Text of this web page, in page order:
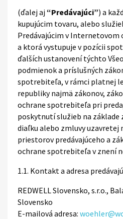
(ďalej aj “Predávajúci”) a
kupujúcim tovaru, alebo
Predávajúcim v Internetovom
a ktorá vystupuje v pozícii
ďalších ustanovení týchto
podmienok a príslušných
spotrebiteľa, v rámci platnej
republiky najmä zákonov,
ochrane spotrebiteľa pri
poskytnutí služieb na základe
diaľku alebo zmluvy uzavretej
priestorov predávajúceho a
ochrane spotrebiteľa v znení
1.1. Kontakt a adresa
REDWELL Slovensko, s.r.o.,
Slovensko
E-mailová adresa: